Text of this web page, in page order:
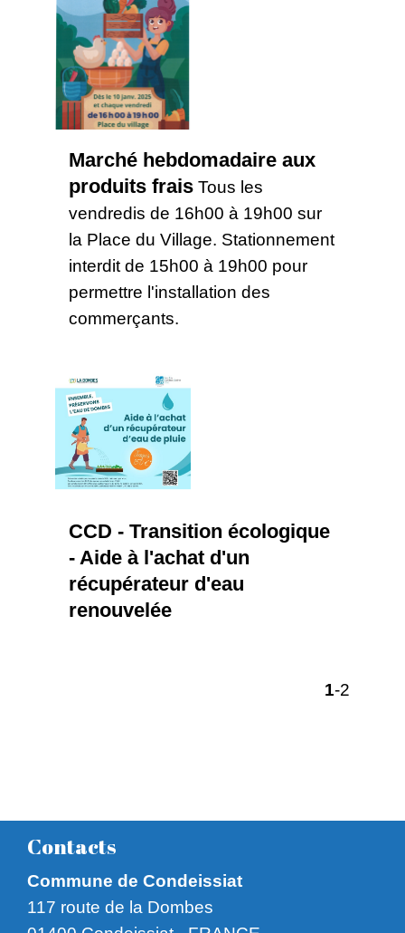
Marché hebdomadaire aux
produits frais Tous les
vendredis de 16h00 à 19h00 sur
la Place du Village. Stationnement
interdit de 15h00 à 19h00 pour
permettre l'installation des
commerçants.
CCD - Transition écologique
- Aide à l'achat d'un
récupérateur d'eau
renouvelée
1-2
Contacts
Commune de Condeissiat
117 route de la Dombes